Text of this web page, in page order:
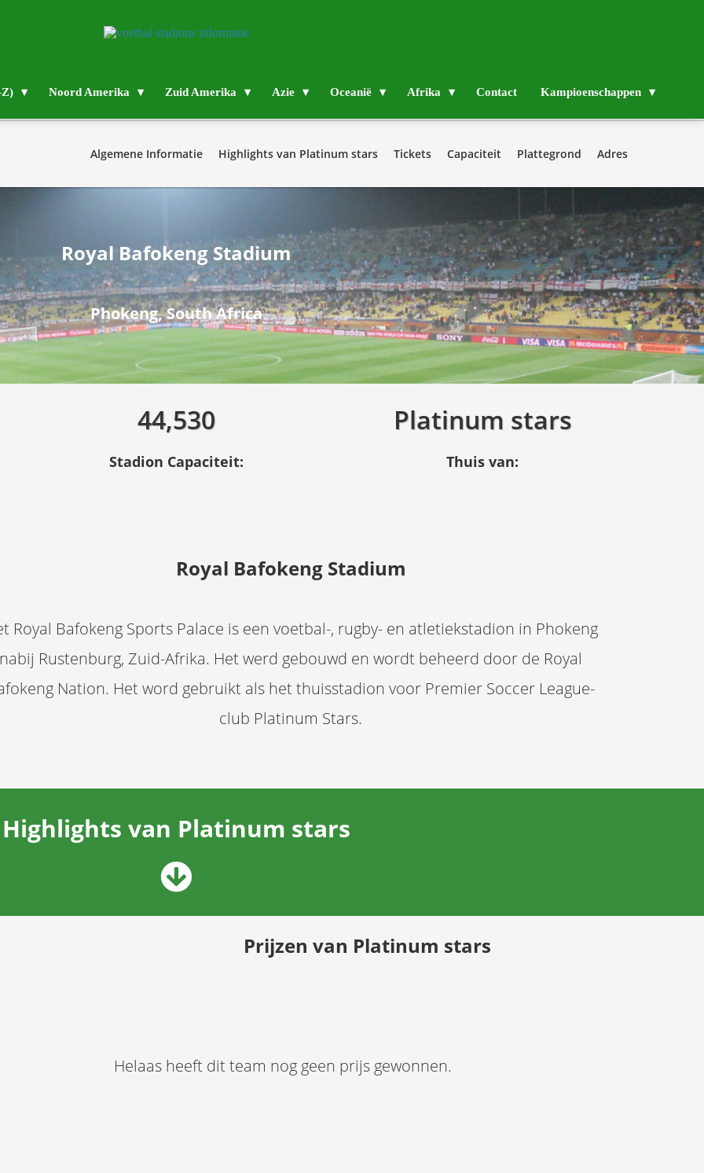
Z) Noord Amerika Zuid Amerika Azie Oceanië Afrika Contact Kampioenschappen
Algemene Informatie Highlights van Platinum stars Tickets Capaciteit Plattegrond Adres
Royal Bafokeng Stadium
Phokeng, South Africa
44,530
Stadion Capaciteit:
Platinum stars
Thuis van:
Royal Bafokeng Stadium
Royal Bafokeng Sports Palace is een voetbal-, rugby- en atletiekstadion in Phokeng
nabij Rustenburg, Zuid-Afrika. Het werd gebouwd en wordt beheerd door de Royal
Nation. Het word gebruikt als het thuisstadion voor Premier Soccer League-
club Platinum Stars.
Highlights van Platinum stars
Prijzen van Platinum stars
Helaas heeft dit team nog geen prijs gewonnen.